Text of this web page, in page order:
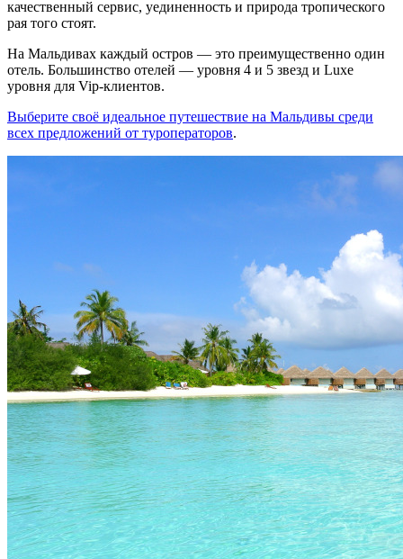
качественный сервис, уединенность и природа тропического
рая того стоят.
На Мальдивах каждый остров — это преимущественно один
отель. Большинство отелей — уровня 4 и 5 звезд и Luxe
уровня для Vip-клиентов.
Выберите своё идеальное путешествие на Мальдивы среди
всех предложений от туроператоров.